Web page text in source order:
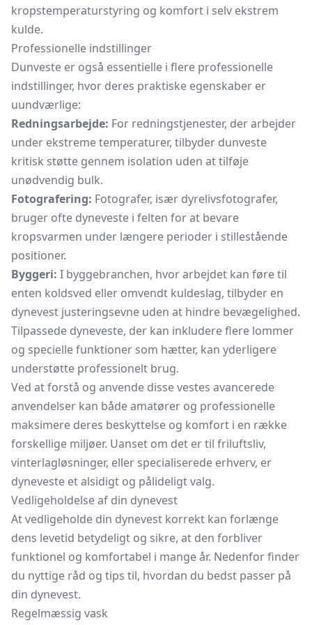
kropstemperaturstyring og komfort i selv ekstrem
kulde.
Professionelle indstillinger
Dunveste er også essentielle i flere professionelle
indstillinger, hvor deres praktiske egenskaber er
uundværlige:
Redningsarbejde: For redningstjenester, der arbejder
under ekstreme temperaturer, tilbyder dunveste
kritisk støtte gennem isolation uden at tilføje
unødvendig bulk.
Fotografering: Fotografer, især dyrelivsfotografer,
bruger ofte dyneveste i felten for at bevare
kropsvarmen under længere perioder i stillestående
positioner.
Byggeri: I byggebranchen, hvor arbejdet kan føre til
enten koldsved eller omvendt kuldeslag, tilbyder en
dynevest justeringsevne uden at hindre bevægelighed.
Tilpassede dyneveste, der kan inkludere flere lommer
og specielle funktioner som hætter, kan yderligere
understøtte professionelt brug.
Ved at forstå og anvende disse vestes avancerede
anvendelser kan både amatører og professionelle
maksimere deres beskyttelse og komfort i en række
forskellige miljøer. Uanset om det er til friluftsliv,
vinterlagløsninger, eller specialiserede erhverv, er
dyneveste et alsidigt og pålideligt valg.
Vedligeholdelse af din dynevest
At vedligeholde din dynevest korrekt kan forlænge
dens levetid betydeligt og sikre, at den forbliver
funktionel og komfortabel i mange år. Nedenfor finder
du nyttige råd og tips til, hvordan du bedst passer på
din dynevest.
Regelmæssig vask